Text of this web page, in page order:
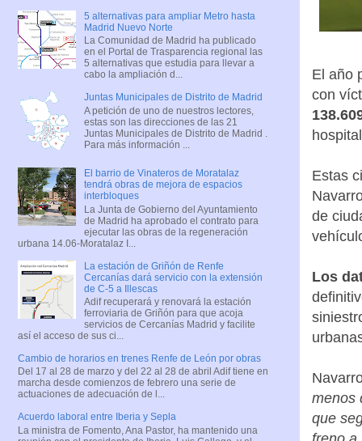
El año
con
Estas
de
Los
menos
que
5 alternativas para ampliar Metro hasta
Madrid Nuevo Norte
La Comunidad de Madrid ha publicado
en el Portal de Trasparencia regional las
5 alternativas que estudia para llevar a
cabo la ampliación d...
Juntas Municipales de Distrito de Madrid
A petición de uno de nuestros lectores,
estas son las direcciones de las 21
Juntas Municipales de Distrito de Madrid .
Para más información ...
El barrio de Vinateros de Moratalaz
tendrá obras de mejora de espacios
interbloques
La Junta de Gobierno del Ayuntamiento
de Madrid ha aprobado el contrato para
ejecutar las obras de la regeneración
urbana 14.06-Moratalaz I...
La estación de Griñón de Renfe
Cercanías dará servicio con la extensión
de C-5 a Illescas
Adif recuperará y renovará la estación
ferroviaria de Griñón para que acoja
servicios de Cercanías Madrid y facilite
así el acceso de sus ci...
Cambio de horarios en trenes Renfe de León por obras
Del 17 al 28 de marzo y del 22 al 28 de abril Adif tiene en
marcha desde comienzos de febrero una serie de
actuaciones de adecuación de l...
Acuerdo laboral entre Iberia y Sepla
La ministra de Fomento, Ana Pastor, ha mantenido una